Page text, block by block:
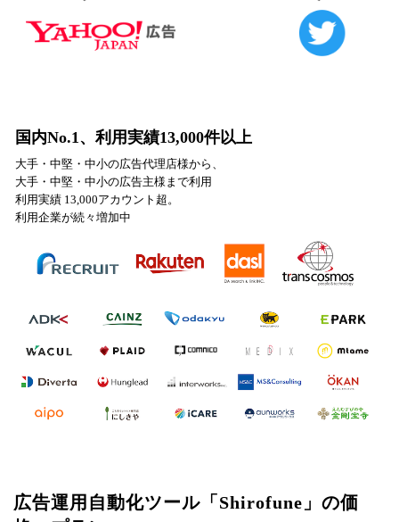
国内No.1、利用実績13,000件以上
大手・中堅・中小の広告代理店様から、
大手・中堅・中小の広告主様まで利用
利用実績 13,000アカウント超。
利用企業が続々増加中
広告運用自動化ツール「Shirofune」の価